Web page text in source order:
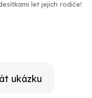
let jejich rodiče!
ukázku